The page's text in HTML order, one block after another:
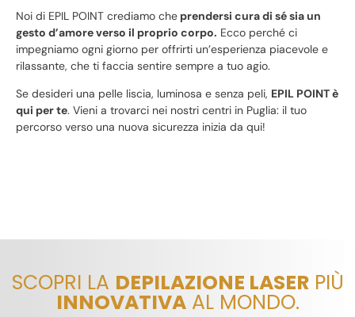
Noi di EPIL POINT crediamo che prendersi cura di sé sia un
gesto d’amore verso il proprio corpo. Ecco perché ci
impegniamo ogni giorno per offrirti un’esperienza piacevole e
rilassante, che ti faccia sentire sempre a tuo agio.
Se desideri una pelle liscia, luminosa e senza peli, EPIL POINT è
qui per te. Vieni a trovarci nei nostri centri in Puglia: il tuo
percorso verso una nuova sicurezza inizia da qui!
SCOPRI LA DEPILAZIONE LASERPIÙ
INNOVATIVAAL MONDO.